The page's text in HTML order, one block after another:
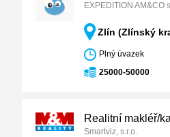
EXPEDITION AM&CO
Zlín (Zlínský
Plný úvazek
25000-50000
Realitní makléř/ka
Smartviz, s.r.o.